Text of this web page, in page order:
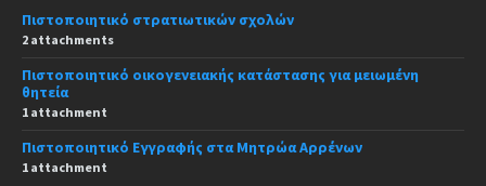
Πιστοποιητικό στρατιωτικών σχολών
2 attachments
Πιστοποιητικό οικογενειακής κατάστασης για μειωμένη
θητεία
1 attachment
Πιστοποιητικό Εγγραφής στα Μητρώα Αρρένων
1 attachment